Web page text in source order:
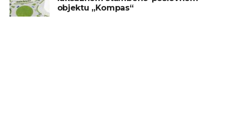
sredstvo za brzu zaradu. Ključ uspjeha leži u
objektu „Kompas“